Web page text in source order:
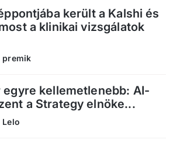
került a Kalshi és
a klinikai vizsgálatok
premik
egyre kellemetlenebb: AI-
a Strategy elnöke...
Lelo